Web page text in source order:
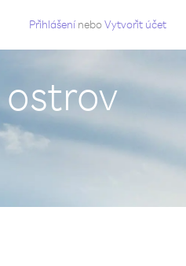
Přihlášení neboVytvořit účet
ostrov